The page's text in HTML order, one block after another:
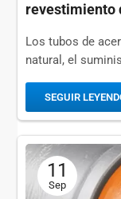
revestimiento
Los tubos de
natural, el
humedad, las
SEGUIR
11
Sep